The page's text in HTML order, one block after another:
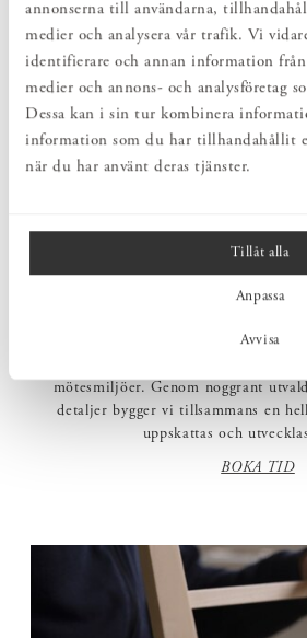
annonserna till användarna,
medier och analysera vår trafik. Vi
identifierare och annan information
medier och annons- och analysföretag
Dessa kan i sin tur kombinera
information som du har tillhandahållit
när du har använt deras tjänster.
Tillåt alla
Anpassa
Avvisa
Våra rådgivare hjälper företag,
projekt. Med förståelse för hur miljön
mötesmiljöer. Genom noggrant
detaljer bygger vi tillsammans en
uppskattas och
BOKA TID